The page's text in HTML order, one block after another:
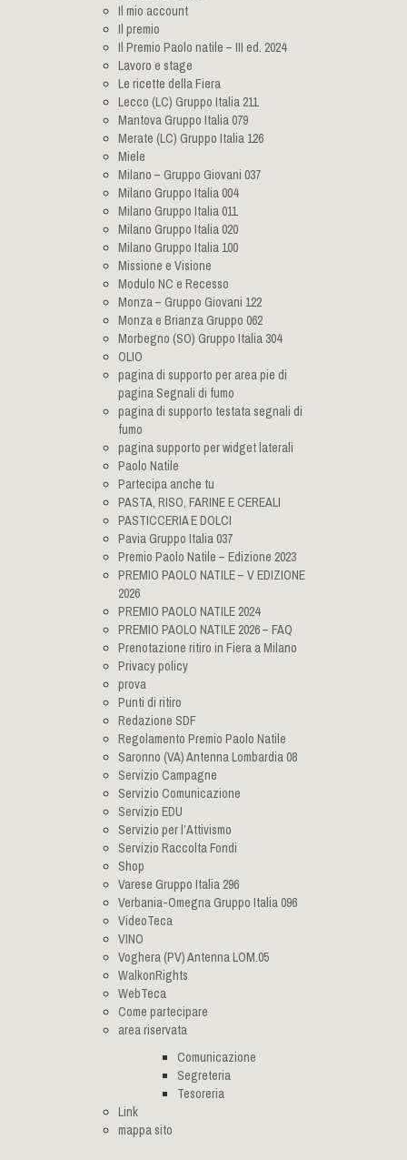
Il mio account
Il premio
Il Premio Paolo natile – III ed. 2024
Lavoro e stage
Le ricette della Fiera
Lecco (LC) Gruppo Italia 211
Mantova Gruppo Italia 079
Merate (LC) Gruppo Italia 126
Miele
Milano – Gruppo Giovani 037
Milano Gruppo Italia 004
Milano Gruppo Italia 011
Milano Gruppo Italia 020
Milano Gruppo Italia 100
Missione e Visione
Modulo NC e Recesso
Monza – Gruppo Giovani 122
Monza e Brianza Gruppo 062
Morbegno (SO) Gruppo Italia 304
OLIO
pagina di supporto per area pie di
pagina Segnali di fumo
pagina di supporto testata segnali di
fumo
pagina supporto per widget laterali
Paolo Natile
Partecipa anche tu
PASTA, RISO, FARINE E CEREALI
PASTICCERIA E DOLCI
Pavia Gruppo Italia 037
Premio Paolo Natile – Edizione 2023
PREMIO PAOLO NATILE – V EDIZIONE
2026
PREMIO PAOLO NATILE 2024
PREMIO PAOLO NATILE 2026 – FAQ
Prenotazione ritiro in Fiera a Milano
Privacy policy
prova
Punti di ritiro
Redazione SDF
Regolamento Premio Paolo Natile
Saronno (VA) Antenna Lombardia 08
Servizio Campagne
Servizio Comunicazione
Servizio EDU
Servizio per l’Attivismo
Servizio Raccolta Fondi
Shop
Varese Gruppo Italia 296
Verbania-Omegna Gruppo Italia 096
VideoTeca
VINO
Voghera (PV) Antenna LOM.05
WalkonRights
WebTeca
Come partecipare
area riservata
Comunicazione
Segreteria
Tesoreria
Link
mappa sito